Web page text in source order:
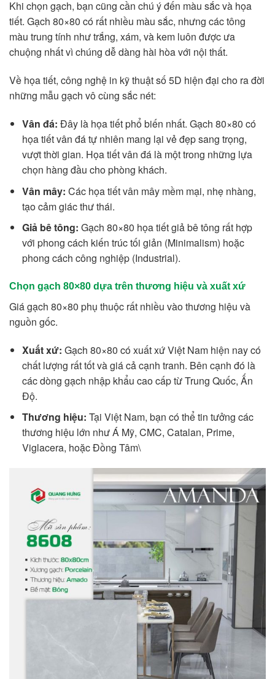
Khi chọn gạch, bạn cũng cần chú ý đến màu sắc và họa
tiết. Gạch 80×80 có rất nhiều màu sắc, nhưng các tông
màu trung tính như trắng, xám, và kem luôn được ưa
chuộng nhất vì chúng dễ dàng hài hòa với nội thất.
Về họa tiết, công nghệ in kỹ thuật số 5D hiện đại cho ra đời
những mẫu gạch vô cùng sắc nét:
Vân đá: Đây là họa tiết phổ biến nhất. Gạch 80×80 có
họa tiết vân đá tự nhiên mang lại vẻ đẹp sang trọng,
vượt thời gian. Họa tiết vân đá là một trong những lựa
chọn hàng đầu cho phòng khách.
Vân mây: Các họa tiết vân mây mềm mại, nhẹ nhàng,
tạo cảm giác thư thái.
Giả bê tông: Gạch 80×80 họa tiết giả bê tông rất hợp
với phong cách kiến trúc tối giản (Minimalism) hoặc
phong cách công nghiệp (Industrial).
Chọn gạch 80×80 dựa trên thương hiệu và xuất xứ
Giá gạch 80×80 phụ thuộc rất nhiều vào thương hiệu và
nguồn gốc.
Xuất xứ: Gạch 80×80 có xuất xứ Việt Nam hiện nay có
chất lượng rất tốt và giá cả cạnh tranh. Bên cạnh đó là
các dòng gạch nhập khẩu cao cấp từ Trung Quốc, Ấn
Độ.
Thương hiệu: Tại Việt Nam, bạn có thể tin tưởng các
thương hiệu lớn như Á Mỹ, CMC, Catalan, Prime,
Viglacera, hoặc Đồng Tâm\